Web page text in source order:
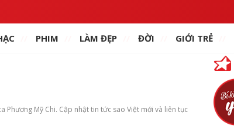
PHIM LÀM ĐẸP ĐỜI GIỚI TRẺ
Phương Mỹ Chi. Cập nhật tin tức sao Việt mới và liên tục